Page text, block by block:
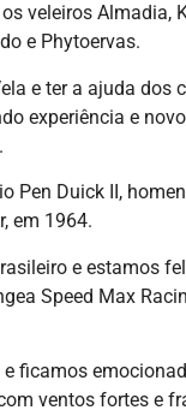
veleiros Almadia,
e Phytoervas.
e ter a ajuda
experiência e
Pen Duick II,
em 1964.
e estamos
Speed Max
ficamos
ventos fortes e